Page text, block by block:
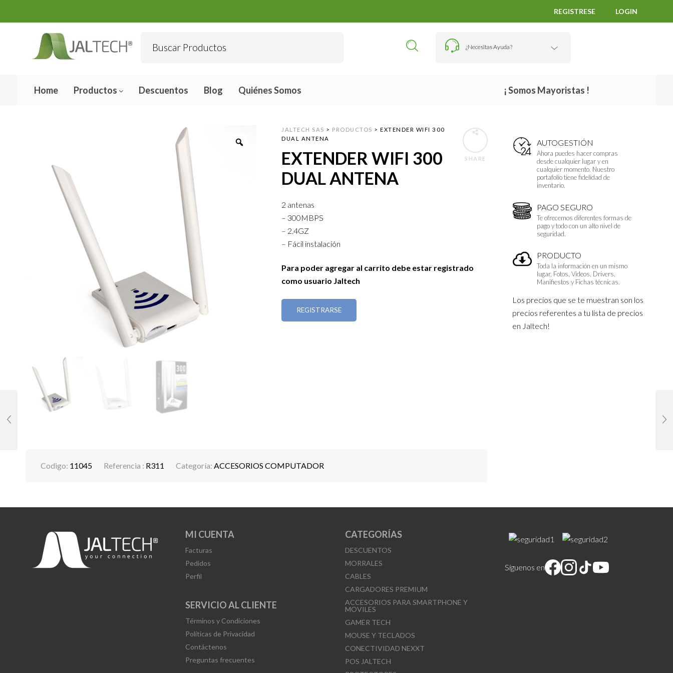
REGISTRESE LOGIN
¿Necesitas Ayuda?
Home Productos Descuentos Blog Quiénes Somos ¡ Somos Mayoristas !
AUTOGESTIÓN
Ahora puedes hacer compras
desde cualquier lugar y en
cualquier momento. Nuestro
portafolio tiene fidelidad de
inventario.
PAGO SEGURO
Te ofrecemos diferentes formas de
pago y todo con un alto nivel de
seguridad.
PRODUCTO
Toda la información en un mismo
lugar, Fotos, Vídeos, Drivers,
Manifiestos y Fichas técnicas.
Los precios que se te muestran son los
precios referentes a tu lista de precios
en Jaltech!
SHARE
JALTECH SAS > PRODUCTOS >EXTENDER WIFI 300
DUAL ANTENA
EXTENDER WIFI 300
DUAL ANTENA
2 antenas
– 300MBPS
– 2.4GZ
– Fácil instalación
Para poder agregar al carrito debe estar registrado
como usuario Jaltech
REGISTRARSE
Codigo: 11045 Referencia : R311 Categoría: ACCESORIOS COMPUTADOR
MI CUENTA
Facturas
Pedidos
Perfil
SERVICIO AL CLIENTE
Términos y Condiciones
Políticas de Privacidad
Contáctenos
Preguntas frecuentes
CATEGORÍAS
DESCUENTOS
MORRALES
CABLES
CARGADORES PREMIUM
ACCESORIOS PARA SMARTPHONE Y
MOVILES
GAMER TECH
MOUSE Y TECLADOS
CONECTIVIDAD NEXXT
POS JALTECH
Síguenos en